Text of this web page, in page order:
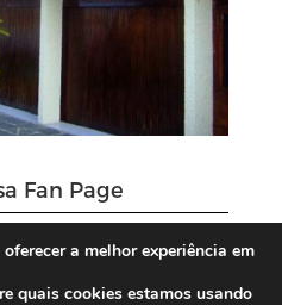
Fan Page
a melhor experiência em
quais cookies estamos usando